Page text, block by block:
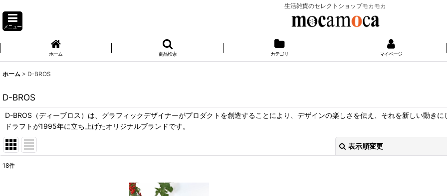
生活雑貨のセレクトショップモカモカ
メニュー
ホーム 商品検索 カテゴリ マイページ
ホーム > D-BROS
D-BROS
D-BROS（ディーブロス）は、グラフィックデザイナーがプロダクトを創造することにより、デザインの楽しさを伝え、それを新しい動き
ドラフトが1995年に立ち上げたオリジナルブランドです。
表示順変更
18件